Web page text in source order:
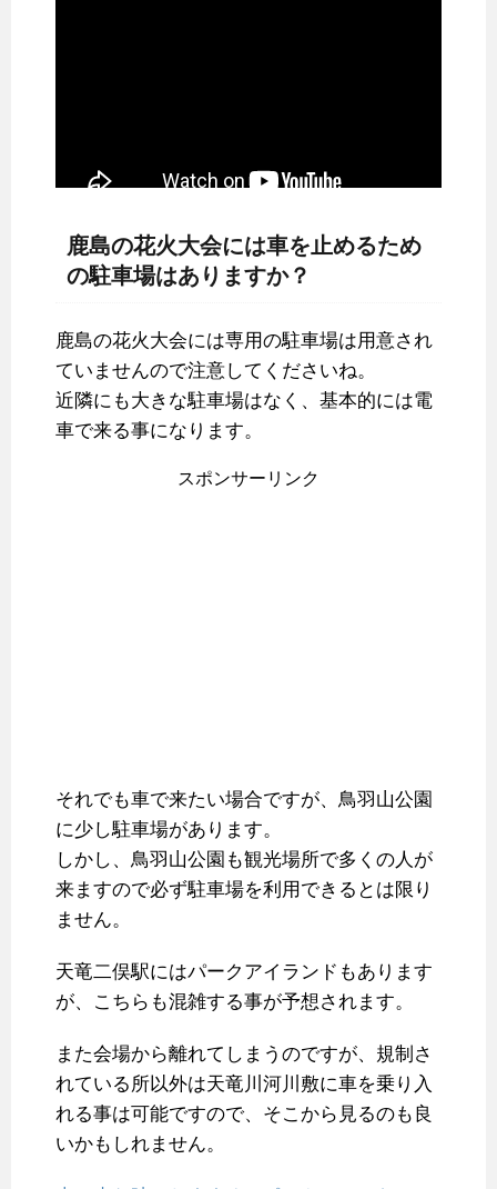
鹿島の花火大会には車を止めるため
の駐車場はありますか？
鹿島の花火大会には専用の駐車場は用意され
ていませんので注意してくださいね。
近隣にも大きな駐車場はなく、基本的には電
車で来る事になります。
スポンサーリンク
それでも車で来たい場合ですが、鳥羽山公園
に少し駐車場があります。
しかし、鳥羽山公園も観光場所で多くの人が
来ますので必ず駐車場を利用できるとは限り
ません。
天竜二俣駅にはパークアイランドもあります
が、こちらも混雑する事が予想されます。
また会場から離れてしまうのですが、規制さ
れている所以外は天竜川河川敷に車を乗り入
れる事は可能ですので、そこから見るのも良
いかもしれません。